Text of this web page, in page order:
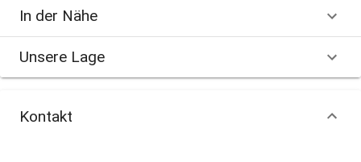
In der Nähe
Unsere Lage
Kontakt